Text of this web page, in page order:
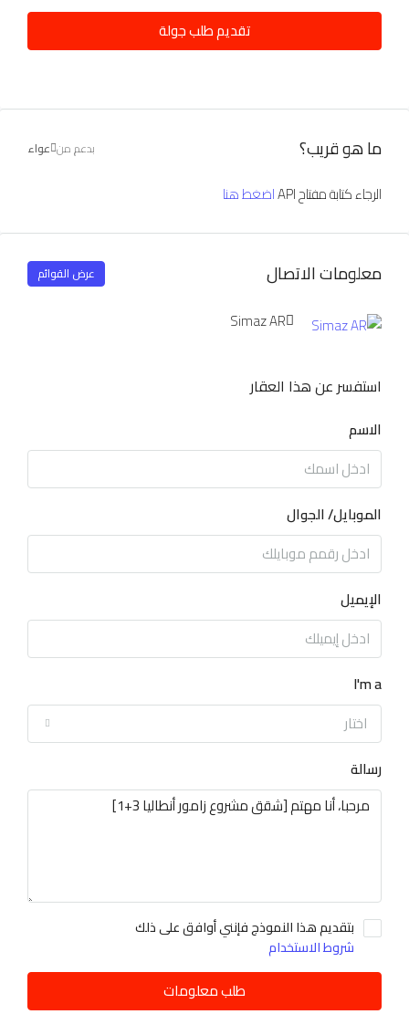
تقديم طلب جولة
ما هو قريب؟ بدعم من عواء
الرجاء كتابة مفتاح API اضغط هنا
معلومات الاتصال عرض القوائم
Simaz AR
استفسر عن هذا العقار
الاسم
الموبايل/ الجوال
الإيميل
I'm a
اختار
رسالة
بتقديم هذا النموذج فإنني أوافق على ذلك
شروط الاستخدام
طلب معلومات